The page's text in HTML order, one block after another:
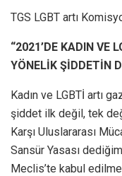
TGS LGBT artı
“2021’DE KADIN VE
YÖNELİK ŞİDDETİN
Kadın ve LGBTİ artı
şiddet ilk değil, tek
Karşı Uluslararası
Sansür Yasası
Meclis’te kabul